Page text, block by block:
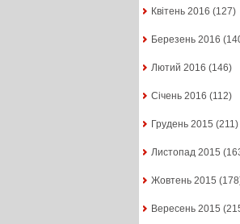
Квітень 2016 (127)
Березень 2016
Лютий 2016 (146)
Січень 2016 (112)
Грудень 2015 (211)
Листопад 2015
Жовтень 2015
Вересень 2015